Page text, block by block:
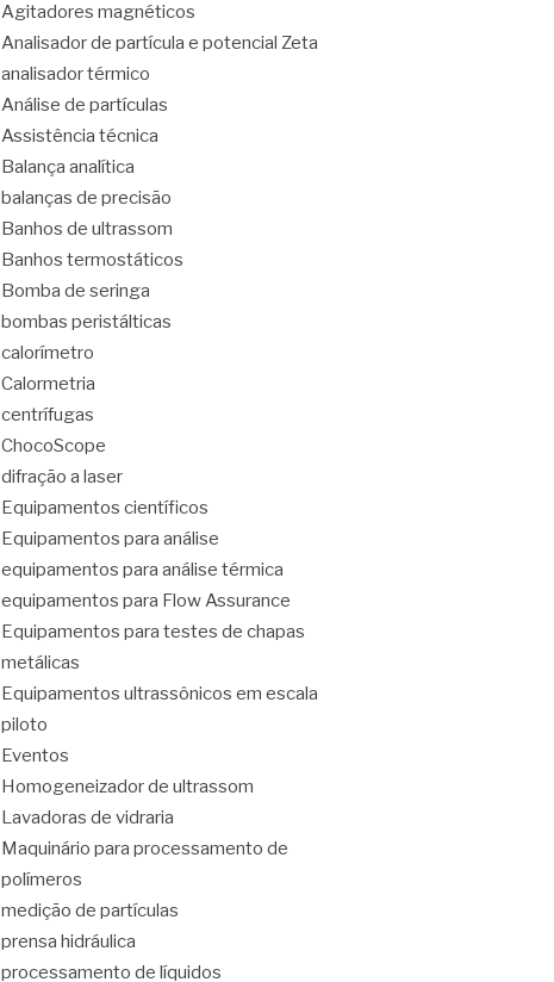
Agitadores magnéticos
Analisador de partícula e potencial Zeta
analisador térmico
Análise de partículas
Assistência técnica
Balança analítica
balanças de precisão
Banhos de ultrassom
Banhos termostáticos
Bomba de seringa
bombas peristálticas
calorímetro
Calormetria
centrífugas
ChocoScope
difração a laser
Equipamentos científicos
Equipamentos para análise
equipamentos para análise térmica
equipamentos para Flow Assurance
Equipamentos para testes de chapas
metálicas
Equipamentos ultrassônicos em escala
piloto
Eventos
Homogeneizador de ultrassom
Lavadoras de vidraria
Maquinário para processamento de
polímeros
medição de partículas
prensa hidráulica
processamento de líquidos